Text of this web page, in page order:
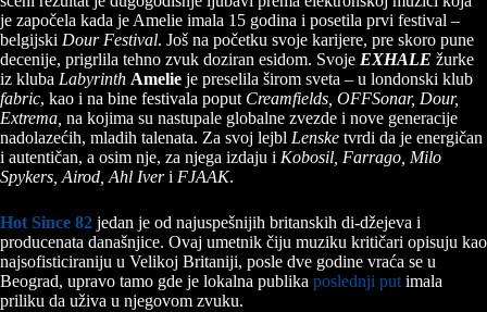
je započela kada je Amelie imala 15 godina i posetila prvi festival –
belgijski Dour Festival. Još na početku svoje karijere, pre skoro pune
decenije, prigrlila tehno zvuk doziran esidom. Svoje EXHALE žurke
iz kluba Labyrinth Amelie je preselila širom sveta – u londonski klub
fabric, kao i na bine festivala poput Creamfields, OFFSonar, Dour,
Extrema, na kojima su nastupale globalne zvezde i nove generacije
nadolazećih, mladih talenata. Za svoj lejbl Lenske tvrdi da je energičan
i autentičan, a osim nje, za njega izdaju i Kobosil, Farrago, Milo
Spykers, Airod, Ahl Iveri FJAAK.
Hot Since 82 jedan je od najuspešnijih britanskih di-džejeva i
producenata današnjice. Ovaj umetnik čiju muziku kritičari opisuju kao
najsofisticiraniju u Velikoj Britaniji, posle dve godine vraća se u
Beograd, upravo tamo gde je lokalna publika poslednji put imala
priliku da uživa u njegovom zvuku.